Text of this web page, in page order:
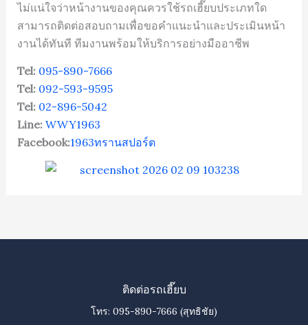
ไม่แน่ใจว่าหน้างานของคุณควรใช้รถเฮี๊ยบประเภทใด
สามารถติดต่อสอบถามเพื่อขอคำแนะนำและประเมินหน้า
งานได้ทันที ทีมงานพร้อมให้บริการอย่างมืออาชีพ
Tel: 095-890-7666
Tel: 092-593-9595
Tel: 02-896-5042
Line: WWY1963
Facebook:1963ทรานสปอร์ต
ติดต่อรถเฮี๊ยบ
โทร: 095-890-7666 (สุทธิชัย)